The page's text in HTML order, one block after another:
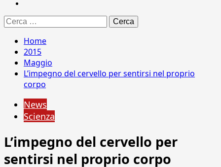
Ricerca
per:
Home
2015
Maggio
L’impegno del cervello per sentirsi nel proprio
corpo
News
Scienza
L’impegno del cervello per
sentirsi nel proprio corpo